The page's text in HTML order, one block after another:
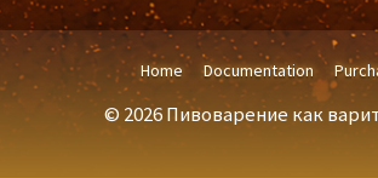
Home Documentation
© 2026 Пивоварение как